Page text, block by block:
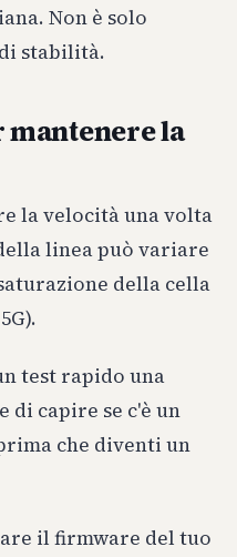
Non è solo
stabilità.
la
la velocità una volta
linea può variare
della cella
test rapido una
di capire se c'è un
che diventi un
il firmware del tuo